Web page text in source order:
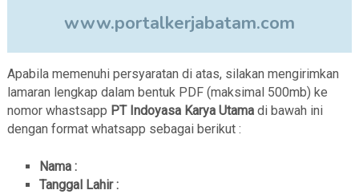
www.portalkerjabatam.com
Apabila memenuhi persyaratan di atas, silakan mengirimkan
lamaran lengkap dalam bentuk PDF (maksimal 500mb) ke
nomor whastsapp PT Indoyasa Karya Utama di bawah ini
dengan format whatsapp sebagai berikut :
Nama :
Tanggal Lahir :